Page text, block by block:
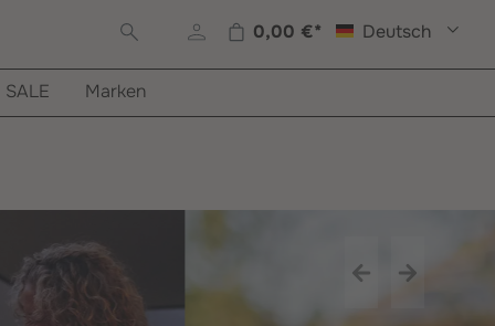
0,00 €* Deutsch
SALE Marken